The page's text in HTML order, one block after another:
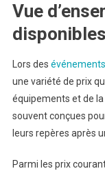
Vue
disponibles
Lors des
une variété de prix
équipements et de
souvent conçues
leurs repères après
Parmi les prix